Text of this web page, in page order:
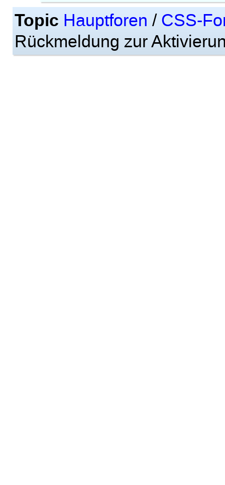
Topic Hauptforen / CSS-
Rückmeldung zur